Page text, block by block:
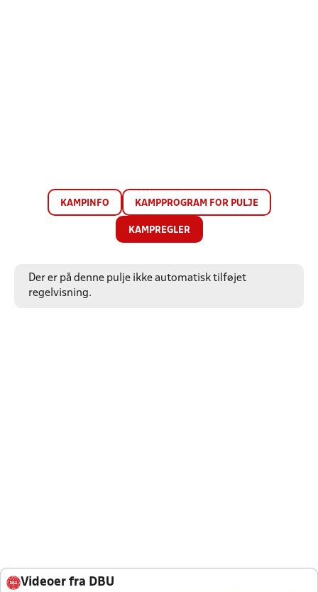
KAMPINFO KAMPPROGRAM FOR PULJE
KAMPREGLER
Der er på denne pulje ikke automatisk tilføjet
regelvisning.
Videoer fra DBU